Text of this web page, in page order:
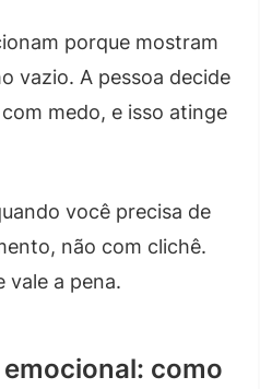
porque mostram
vazio. A pessoa decide
medo, e isso atinge
você precisa de
não com clichê.
vale a pena.
como